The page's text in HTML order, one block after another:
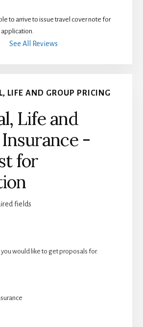
to arrive to issue travel cover note for
See All Reviews
LIFE AND GROUP PRICING
Life and
-
for
fields
would like to get proposals for.